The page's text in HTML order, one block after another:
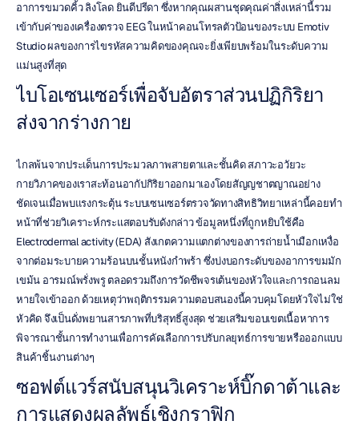
อาการขมวดคิ้ว ลิงโลด ยินดีปรีดา ซึ่งหากคุณผสานชุดคุณค่าสิ่งเหล่านี้รวม
เข้ากับค่าของเครื่องตรวจ EEG ในหน้าคอนโทรลตัวป้อนของระบบ Emotiv
Studio ผลของการไขรหัสความคิดของคุณจะยิ่งเพียบพร้อมในระดับความ
แม่นสูงที่สุด
ไบโอเซนเซอร์เพื่อจับอัตราส่วนปฏิกิริยา
ส่งจากร่างกาย
ไกลพ้นจากประเด็นการประมวลภาพสายตาและชั้นคิด สภาวะอวัยวะ
กายวิภาคของเราสะท้อนอากัปกิริยาออกมาเองโดยสัญญชาตญาณอย่าง
ชัดเจนเมื่อพบแรงกระตุ้น ระบบเซนเซอร์ตรวจวัดทางสิทธิวิทยาเหล่านี้คอยทำ
หน้าที่ช่วยวิเคราะห์กระแสตอบรับดังกล่าว ข้อมูลหนึ่งที่ถูกหยิบใช้คือ
Electrodermal activity (EDA) สังเกตความแตกต่างของการถ่ายน้ำเมือกเหงื่อ
จากต่อมระบายความร้อนบนชั้นหนังกำพร้า ซึ่งบ่งบอกระดับของอาการขมมัก
เขม้น อารมณ์พรั่งพรู ตลอดรวมถึงการวัดชีพจรเต้นของหัวใจและการถอนลม
หายใจเข้าออก ด้วยเหตุว่าพฤติกรรมความตอบสนองนี้ควบคุมโดยหัวใจไม่ใช่
หัวคิด จึงเป็นดั่งพยานสารภาพที่บริสุทธิ์สูงสุด ช่วยเสริมขอบเขตเนื้อหาการ
พิจารณาชั้นการทำงานเพื่อการคัดเลือกการปรับกลยุทธ์การขายหรือออกแบบ
สินค้าชิ้นงานต่างๆ
ซอฟต์แวร์สนับสนุนวิเคราะห์บิ๊กดาต้าและ
การแสดงผลลัพธ์เชิงกราฟิก